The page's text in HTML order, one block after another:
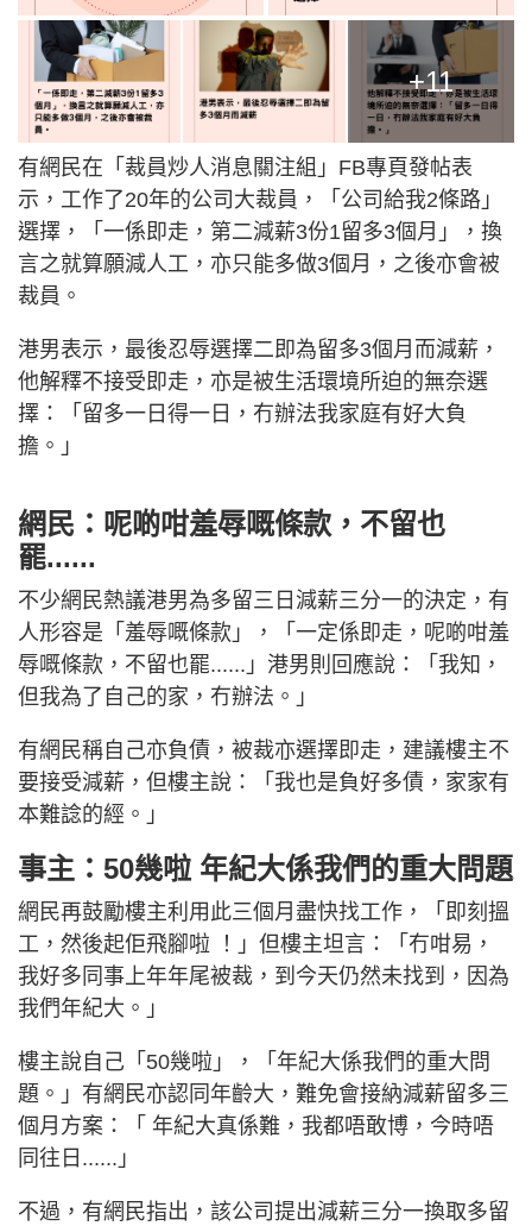
+11
有網民在「裁員炒人消息關注組」FB專頁發帖表
示，工作了20年的公司大裁員，「公司給我2條路」
選擇，「一係即走，第二減薪3份1留多3個月」，換
言之就算願減人工，亦只能多做3個月，之後亦會被
裁員。
港男表示，最後忍辱選擇二即為留多3個月而減薪，
他解釋不接受即走，亦是被生活環境所迫的無奈選
擇：「留多一日得一日，冇辦法我家庭有好大負
擔。」
網民：呢啲咁羞辱嘅條款，不留也
罷......
不少網民熱議港男為多留三日減薪三分一的決定，有
人形容是「羞辱嘅條款」，「一定係即走，呢啲咁羞
辱嘅條款，不留也罷......」港男則回應說：「我知，
但我為了自己的家，冇辦法。」
有網民稱自己亦負債，被裁亦選擇即走，建議樓主不
要接受減薪，但樓主說：「我也是負好多債，家家有
本難諗的經。」
事主：50幾啦 年紀大係我們的重大問題
網民再鼓勵樓主利用此三個月盡快找工作，「即刻搵
工，然後起佢飛腳啦 ！」但樓主坦言：「冇咁易，
我好多同事上年年尾被裁，到今天仍然未找到，因為
我們年紀大。」
樓主說自己「50幾啦」，「年紀大係我們的重大問
題。」有網民亦認同年齡大，難免會接納減薪留多三
個月方案：「 年紀大真係難，我都唔敢博，今時唔
同往日......」
不過，有網民指出，該公司提出減薪三分一換取多留